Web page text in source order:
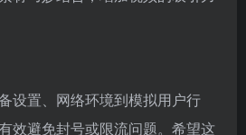
设置、网络环境到模拟用户行
效避免封号或限流问题。希望这